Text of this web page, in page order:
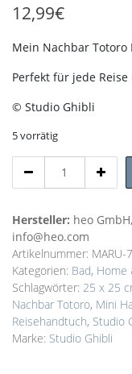
12,99€
Mein Nachbar
Perfekt für jede
© Studio Ghibli
5 vorrätig
Nachbar
Mini-
Handtuch
Wild
flowers
25
x
25
cm
Hersteller: heo
info@heo.com
Artikelnummer: MARU-
Kategorien: Bad, Home
Schlagwörter: 25 x 25
Nachbar Totoro, Mini
Reisehandtuch, Studio
Marke: Studio Ghibli